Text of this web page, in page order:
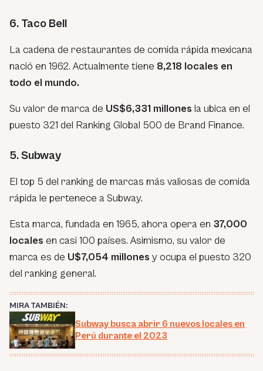
6. Taco Bell
La cadena de restaurantes de comida rápida mexicana
nació en 1962. Actualmente tiene 8,218 locales en
todo el mundo.
Su valor de marca de US$6,331 millones la ubica en el
puesto 321 del Ranking Global 500 de Brand Finance.
5. Subway
El top 5 del ranking de marcas más valiosas de comida
rápida le pertenece a Subway.
Esta marca, fundada en 1965, ahora opera en 37,000
locales en casi 100 países. Asimismo, su valor de
marca es de U$7,054 millones y ocupa el puesto 320
del ranking general.
MIRA TAMBIÉN:
Subway busca abrir 6 nuevos locales en
Perú durante el 2023